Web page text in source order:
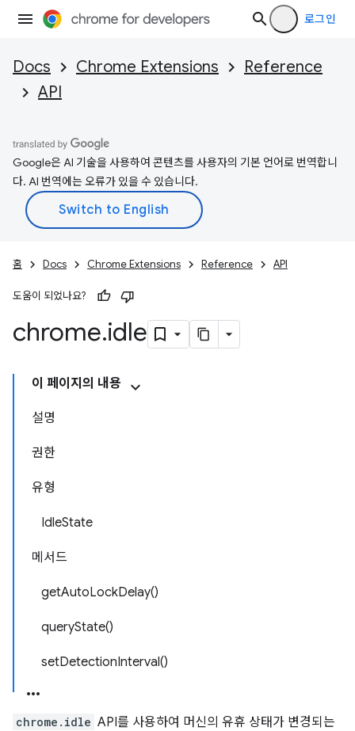
로그인
Docs Chrome Extensions
Reference
API
Google은 AI 기술을 사용하여 콘텐츠를 사용자의 기본 언어로 번역합니
다. AI 번역에는 오류가 있을 수 있습니다.
홈 Docs Chrome Extensions Reference API
도움이 되었나요?
chrome.idle
이 페이지의 내용
설명
권한
유형
IdleState
메서드
getAutoLockDelay()
queryState()
setDetectionInterval()
chrome.idle API를 사용하여 머신의 유휴 상태가 변경되는